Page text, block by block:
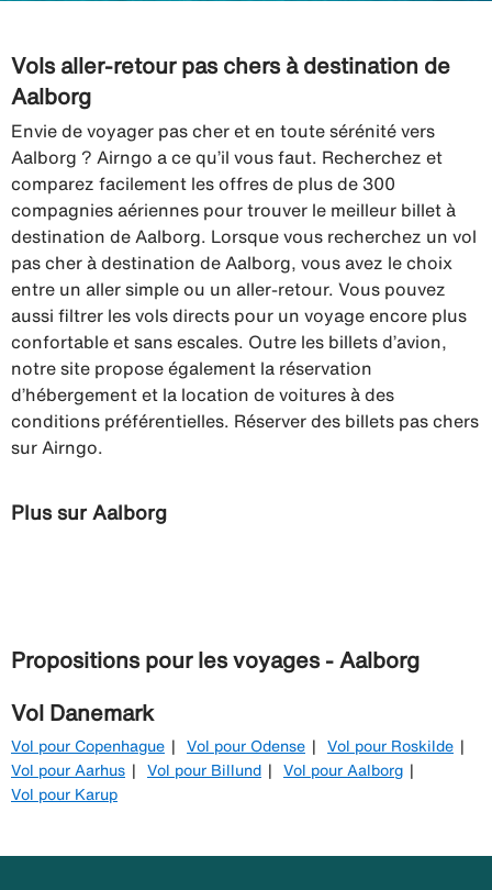
Vols aller-retour pas chers à destination de
Aalborg
Envie de voyager pas cher et en toute sérénité vers
Aalborg ? Airngo a ce qu’il vous faut. Recherchez et
comparez facilement les offres de plus de 300
compagnies aériennes pour trouver le meilleur billet à
destination de Aalborg. Lorsque vous recherchez un vol
pas cher à destination de Aalborg, vous avez le choix
entre un aller simple ou un aller-retour. Vous pouvez
aussi filtrer les vols directs pour un voyage encore plus
confortable et sans escales. Outre les billets d’avion,
notre site propose également la réservation
d’hébergement et la location de voitures à des
conditions préférentielles. Réserver des billets pas chers
sur Airngo.
Plus sur Aalborg
Propositions pour les voyages - Aalborg
Vol Danemark
Vol pour Copenhague Vol pour Odense
Vol pour Roskilde
Vol pour Aarhus
Vol pour Billund
Vol pour Aalborg
Vol pour Karup